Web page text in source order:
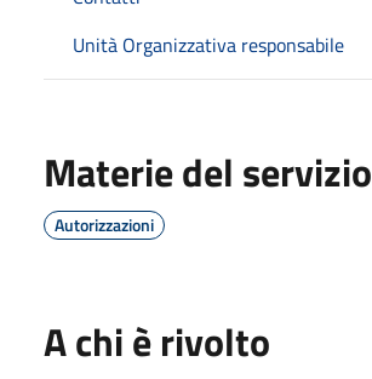
Unità Organizzativa responsabile
Materie del servizio
Autorizzazioni
A chi è rivolto